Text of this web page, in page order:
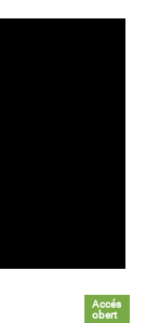
Accés
obert